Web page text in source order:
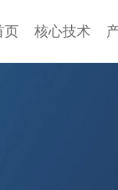
页 核心技术